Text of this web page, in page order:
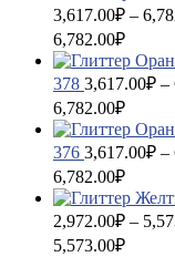
3,617.00₽ –
6,782.00₽
378 3,617.00₽ –
6,782.00₽
376 3,617.00₽ –
6,782.00₽
2,972.00₽ –
5,573.00₽